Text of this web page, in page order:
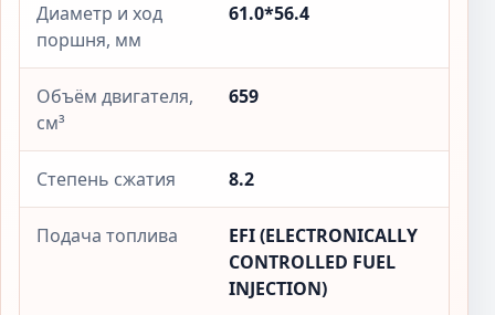
Диаметр и ход
поршня, мм
61.0*56.4
Объём двигателя,
см³
659
Степень сжатия 8.2
Подача топлива
EFI (ELECTRONICALLY
CONTROLLED FUEL
INJECTION)